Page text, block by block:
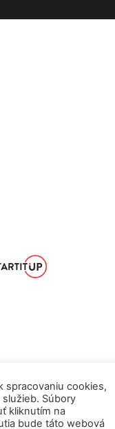
spracovaniu cookies,
Súbory
kliknutím na
bude táto webová